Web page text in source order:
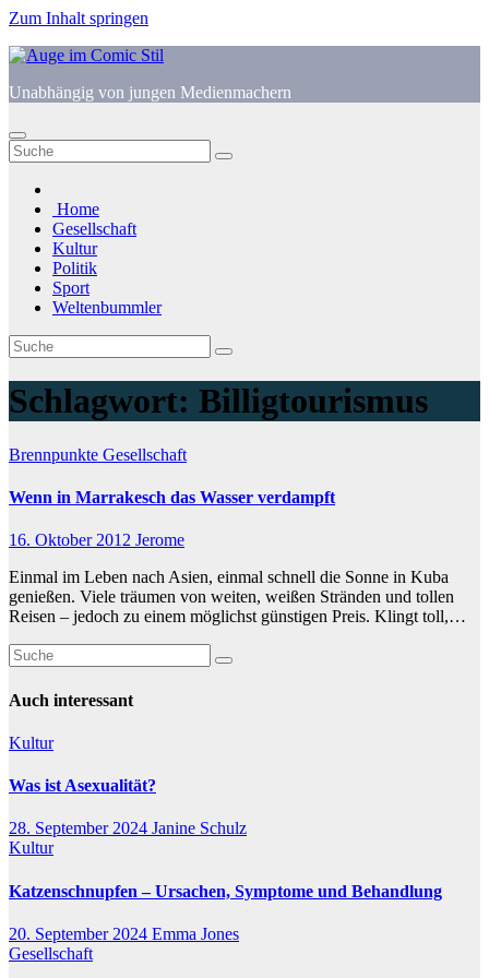
Zum Inhalt springen
Unabhängig von jungen Medienmachern
Home
Gesellschaft
Kultur
Politik
Sport
Weltenbummler
Schlagwort: Billigtourismus
Brennpunkte Gesellschaft
Wenn in Marrakesch das Wasser verdampft
16. Oktober 2012 Jerome
Einmal im Leben nach Asien, einmal schnell die Sonne in Kuba
genießen. Viele träumen von weiten, weißen Stränden und tollen
Reisen – jedoch zu einem möglichst günstigen Preis. Klingt toll,…
Auch interessant
Kultur
Was ist Asexualität?
28. September 2024 Janine Schulz
Kultur
Katzenschnupfen – Ursachen, Symptome und Behandlung
20. September 2024 Emma Jones
Gesellschaft